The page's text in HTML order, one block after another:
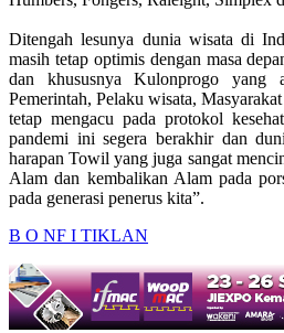
Ditengah lesunya dunia wisata di
masih tetap optimis dengan masa
dan khususnya Kulonprogo yang
Pemerintah, Pelaku wisata,
tetap mengacu pada protokol
pandemi ini segera berakhir dan
harapan Towil yang juga sangat
Alam dan kembalikan Alam pada
pada generasi penerus kita”.
B O NF I TIKLAN